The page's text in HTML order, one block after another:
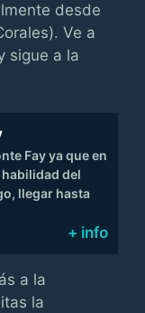
desde
Ve a
sigue a la
Fay ya que en
del
llegar hasta
+ info
a la
la